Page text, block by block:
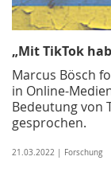
„Mit TikTok
Marcus Bösch
in Online-
Bedeutung von
gesprochen.
21.03.2022 | Forschung